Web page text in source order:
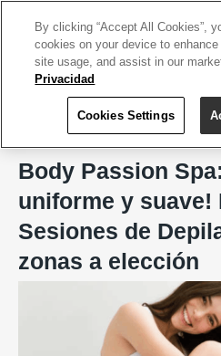
Body Passion Spa, San Juan
Body Passion
uniforme y suave!
Sesiones de
zonas a elección
By clicking “Accept All Cookies”,
cookies on your device to
site usage, and assist in our
Privacidad
Cookies Settings